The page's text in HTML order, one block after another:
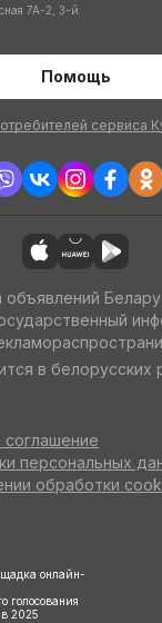
7А-2, 3-й
Помощь
сервиса
в белорусских
соглашение
персональных
обработки
онлайн-
голосования
2025